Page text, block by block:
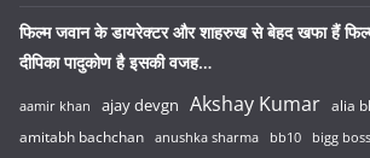
फिल्म जवान के डायरेक्टर और शाहरुख से बेहद खफा हैं
दीपिका पादुकोण है इसकी वजह…
aamir khan ajay devgn Akshay Kumar alia
amitabh bachchan anushka sharma bb10 bigg